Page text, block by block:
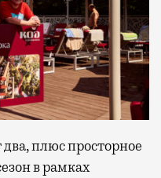
плюс просторное
в рамках